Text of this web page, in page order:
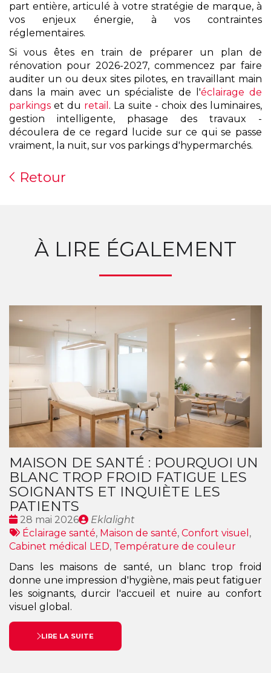
part entière, articulé à votre stratégie de marque, à
vos enjeux énergie, à vos contraintes
réglementaires.
Si vous êtes en train de préparer un plan de
rénovation pour 2026-2027, commencez par faire
auditer un ou deux sites pilotes, en travaillant main
dans la main avec un spécialiste de l'éclairage de
parkings et du retail . La suite - choix des luminaires,
gestion intelligente, phasage des travaux -
découlera de ce regard lucide sur ce qui se passe
vraiment, la nuit, sur vos parkings d'hypermarchés.
Retour
À LIRE ÉGALEMENT
MAISON DE SANTÉ : POURQUOI UN
BLANC TROP FROID FATIGUE LES
SOIGNANTS ET INQUIÈTE LES
PATIENTS
Date
:
28 mai 2026
Publié
par
Eklalight
Tags
:
Éclairage santé, Maison de santé, Confort visuel ,
Cabinet médical LED, Température de couleur
Dans les maisons de santé, un blanc trop froid
donne une impression d'hygiène, mais peut fatiguer
les soignants, durcir l'accueil et nuire au confort
visuel global.
LIRE LA SUITE